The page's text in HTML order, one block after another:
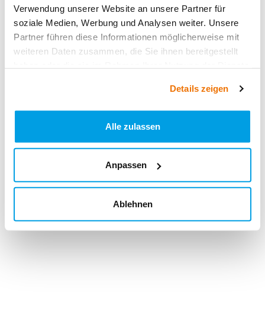
Verwendung unserer Website an unsere Partner für
soziale Medien, Werbung und Analysen weiter. Unsere
Partner führen diese Informationen möglicherweise mit
weiteren Daten zusammen, die Sie ihnen bereitgestellt
Details zeigen
Alle zulassen
Anpassen
Ablehnen